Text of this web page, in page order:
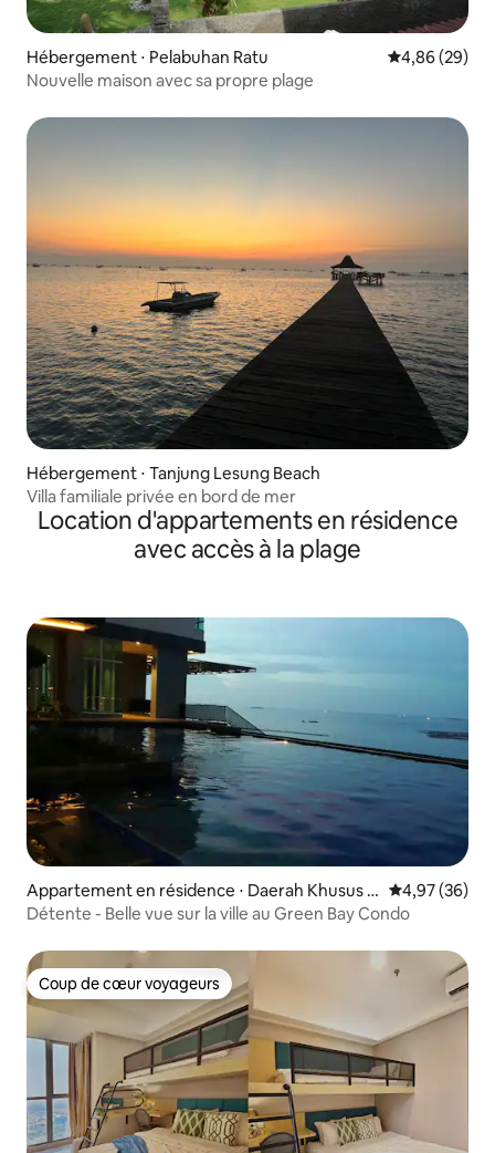
Hébergement ⋅ Pelabuhan Ratu Évaluation
4,86 (29)
Nouvelle maison avec sa propre plage
Hébergement ⋅ Tanjung Lesung Beach
Villa familiale privée en bord de mer
Location d'appartements en résidence
avec accès à la plage
Appartement en résidence ⋅ Daerah Khusus I
bukota Jakarta
Évaluation
4,97 (36)
Détente - Belle vue sur la ville au Green Bay Condo
Coup de cœur voyageurs
Coup de cœur voyageurs